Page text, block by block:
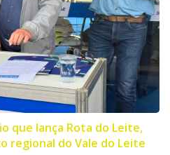
que lança Rota do Leite,
do Vale do Leite